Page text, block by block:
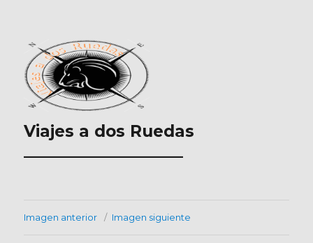
Viajes a dos Ruedas
___________________
Imagen anterior Imagen siguiente